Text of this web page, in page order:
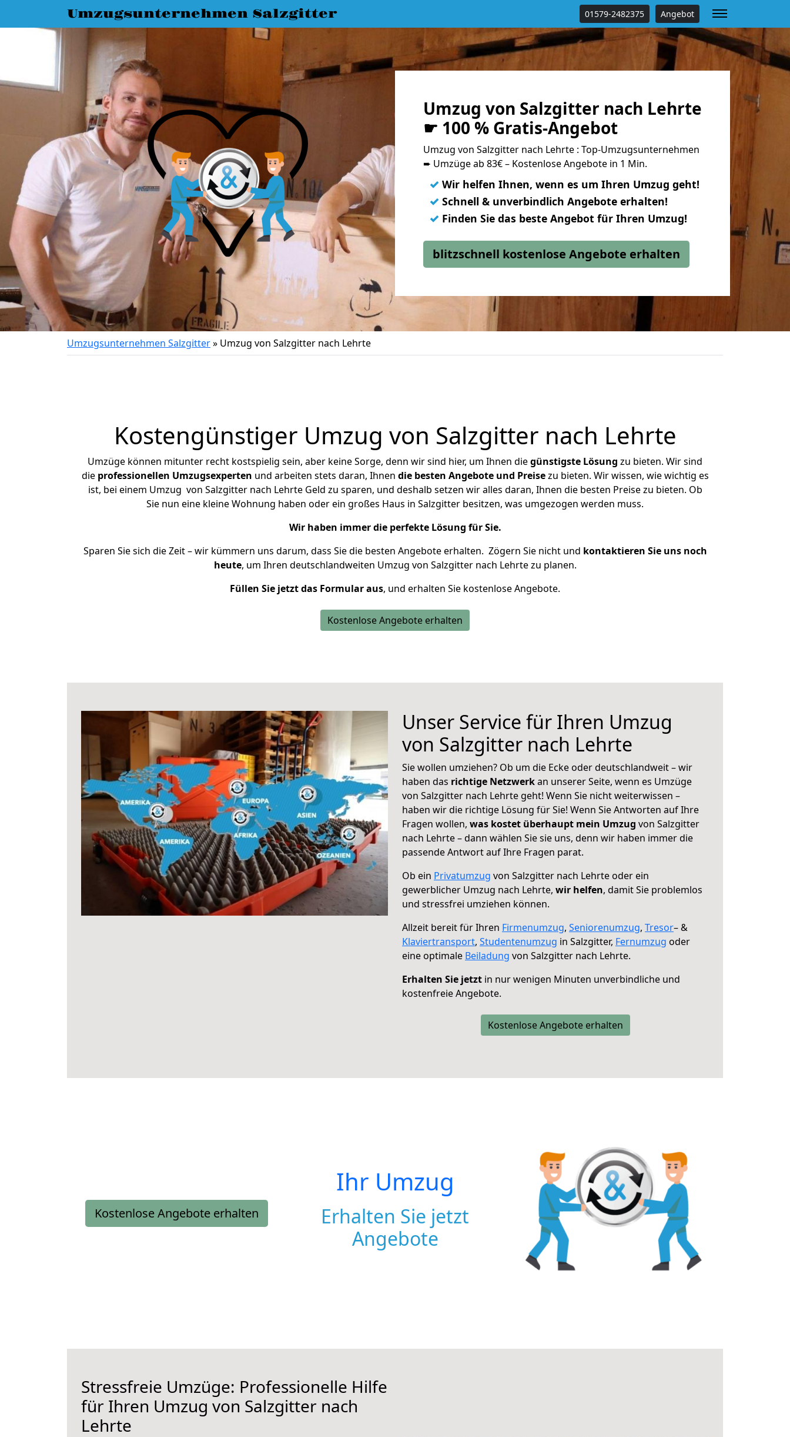
Umzugsunternehmen Salzgitter 01579-2482375 Angebot
Umzug von Salzgitter nach Lehrte
☛ 100 % Gratis-Angebot
Umzug von Salzgitter nach Lehrte : Top-Umzugsunternehmen
➨ Umzüge ab 83€ – Kostenlose Angebote in 1 Min.
✓ Wir helfen Ihnen, wenn es um Ihren Umzug geht!
✓ Schnell & unverbindlich Angebote erhalten!
✓ Finden Sie das beste Angebot für Ihren Umzug!
blitzschnell kostenlose Angebote erhalten
Umzugsunternehmen Salzgitter» Umzug von Salzgitter nach Lehrte
Kostengünstiger Umzug von Salzgitter nach Lehrte
Umzüge können mitunter recht kostspielig sein, aber keine Sorge, denn wir sind hier, um Ihnen diegünstigste Lösung zu bieten. Wir sind
die professionellen Umzugsexperten und arbeiten stets daran, Ihnen die besten Angebote und Preisezu bieten. Wir wissen, wie wichtig es
ist, bei einem Umzug von Salzgitter nach Lehrte Geld zu sparen, und deshalb setzen wir alles daran, Ihnen die besten Preise zu bieten. Ob
Sie nun eine kleine Wohnung haben oder ein großes Haus in Salzgitter besitzen, was umgezogen werden muss.
Wir haben immer die perfekte Lösung für Sie.
Sparen Sie sich die Zeit – wir kümmern uns darum, dass Sie die besten Angebote erhalten. Zögern Sie nicht und kontaktieren Sie uns noch
heute, um Ihren deutschlandweiten Umzug von Salzgitter nach Lehrte zu planen.
Füllen Sie jetzt das Formular aus, und erhalten Sie kostenlose Angebote.
Kostenlose Angebote erhalten
Unser Service für Ihren Umzug
von Salzgitter nach Lehrte
Sie wollen umziehen? Ob um die Ecke oder deutschlandweit – wir
haben das richtige Netzwerkan unserer Seite, wenn es Umzüge
von Salzgitter nach Lehrte geht! Wenn Sie nicht weiterwissen –
haben wir die richtige Lösung für Sie! Wenn Sie Antworten auf Ihre
Fragen wollen, was kostet überhaupt mein Umzug von Salzgitter
nach Lehrte – dann wählen Sie sie uns, denn wir haben immer die
passende Antwort auf Ihre Fragen parat.
Ob ein Privatumzug von Salzgitter nach Lehrte oder ein
gewerblicher Umzug nach Lehrte, wir helfen, damit Sie problemlos
und stressfrei umziehen können.
Allzeit bereit für Ihren Firmenumzug, Seniorenumzug, Tresor– &
Klaviertransport, Studentenumzug in Salzgitter, Fernumzug oder
eine optimale Beiladung von Salzgitter nach Lehrte.
Erhalten Sie jetzt in nur wenigen Minuten unverbindliche und
kostenfreie Angebote.
Kostenlose Angebote erhalten
Kostenlose Angebote erhalten
Ihr Umzug
Erhalten Sie jetzt
Angebote
Stressfreie Umzüge: Professionelle Hilfe
für Ihren Umzug von Salzgitter nach
Lehrte